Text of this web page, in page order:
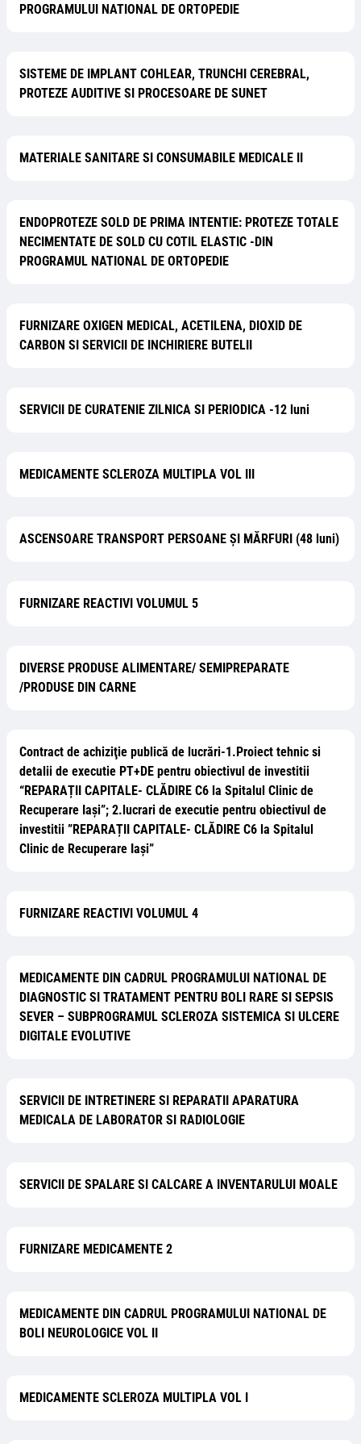
PROGRAMULUI NATIONAL DE ORTOPEDIE
SISTEME DE IMPLANT COHLEAR, TRUNCHI CEREBRAL,
PROTEZE AUDITIVE SI PROCESOARE DE SUNET
MATERIALE SANITARE SI CONSUMABILE MEDICALE II
ENDOPROTEZE SOLD DE PRIMA INTENTIE: PROTEZE TOTALE
NECIMENTATE DE SOLD CU COTIL ELASTIC -DIN
PROGRAMUL NATIONAL DE ORTOPEDIE
FURNIZARE OXIGEN MEDICAL, ACETILENA, DIOXID DE
CARBON SI SERVICII DE INCHIRIERE BUTELII
SERVICII DE CURATENIE ZILNICA SI PERIODICA -12 luni
MEDICAMENTE SCLEROZA MULTIPLA VOL III
ASCENSOARE TRANSPORT PERSOANE ȘI MĂRFURI (48 luni)
FURNIZARE REACTIVI VOLUMUL 5
DIVERSE PRODUSE ALIMENTARE/ SEMIPREPARATE
/PRODUSE DIN CARNE
Contract de achiziţie publică de lucrări-1.Proiect tehnic si
detalii de executie PT+DE pentru obiectivul de investitii
“REPARAȚII CAPITALE- CLĂDIRE C6 la Spitalul Clinic de
Recuperare Iași”; 2.lucrari de executie pentru obiectivul de
investitii ”REPARAȚII CAPITALE- CLĂDIRE C6 la Spitalul
Clinic de Recuperare Iași”
FURNIZARE REACTIVI VOLUMUL 4
MEDICAMENTE DIN CADRUL PROGRAMULUI NATIONAL DE
DIAGNOSTIC SI TRATAMENT PENTRU BOLI RARE SI SEPSIS
SEVER – SUBPROGRAMUL SCLEROZA SISTEMICA SI ULCERE
DIGITALE EVOLUTIVE
SERVICII DE INTRETINERE SI REPARATII APARATURA
MEDICALA DE LABORATOR SI RADIOLOGIE
SERVICII DE SPALARE SI CALCARE A INVENTARULUI MOALE
FURNIZARE MEDICAMENTE 2
MEDICAMENTE DIN CADRUL PROGRAMULUI NATIONAL DE
BOLI NEUROLOGICE VOL II
MEDICAMENTE SCLEROZA MULTIPLA VOL I